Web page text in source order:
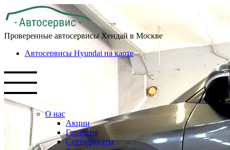
Проверенные автосервисы Хендай в Москве
Автосервисы Hyundai на карте
О нас
Акции
Гарантия
Сертификаты